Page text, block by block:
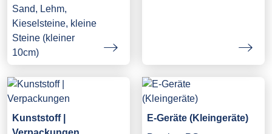
Sand, Lehm,
Kieselsteine, kleine
Steine (kleiner
10cm)
Kunststoff |
E-Geräte (Kleingeräte)